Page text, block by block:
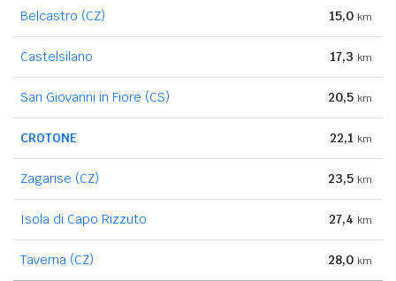
Belcastro (CZ) 15,0 km
Castelsilano 17,3 km
San Giovanni in Fiore (CS) 20,5 km
CROTONE 22,1 km
Zagarise (CZ) 23,5 km
Isola di Capo Rizzuto 27,4 km
Taverna (CZ) 28,0 km